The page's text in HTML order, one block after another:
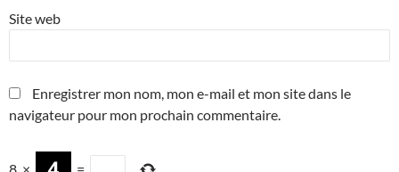
Site web
Enregistrer mon nom, mon e-mail et mon site dans le
navigateur pour mon prochain commentaire.